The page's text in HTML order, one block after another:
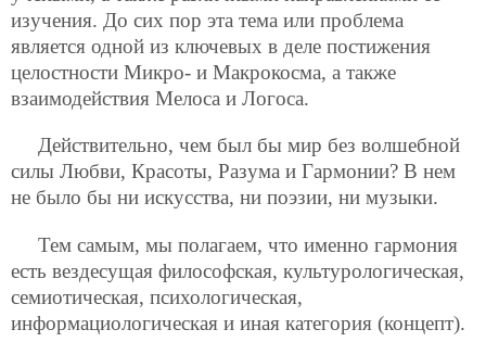
изучения. До сих пор эта тема или проблема
является одной из ключевых в деле постижения
целостности Микро- и Макрокосма, а также
взаимодействия Мелоса и Логоса.
Действительно, чем был бы мир без волшебной
силы Любви, Красоты, Разума и Гармонии? В нем
не было бы ни искусства, ни поэзии, ни музыки.
Тем самым, мы полагаем, что именно гармония
есть вездесущая философская, культурологическая,
семиотическая, психологическая,
информациологическая и иная категория (концепт).